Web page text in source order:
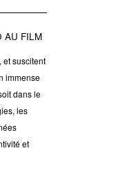
AU FILM
et suscitent
immense
dans le
les
et